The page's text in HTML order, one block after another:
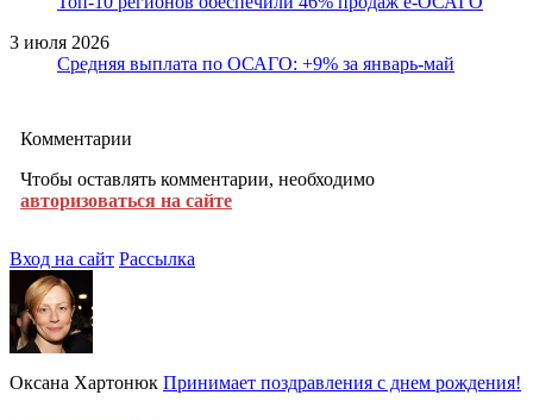
3 июля 2026
Средняя выплата по ОСАГО: +9% за январь-май
Комментарии
Чтобы оставлять комментарии, необходимо
авторизоваться на сайте
Вход на сайт Рассылка
Оксана Хартонюк Принимает поздравления с днем рождения!